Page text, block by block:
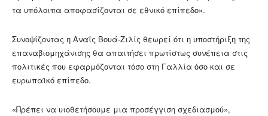
τα υπόλοιπα αποφασίζονται σε εθνικό επίπεδο».
Συνοψίζοντας η Αναΐς Βουά-Ζιλίς θεωρεί ότι η υποστήριξη της
επαναβιομηχάνισης θα απαιτήσει πρωτίστως συνέπεια στις
πολιτικές που εφαρμόζονται τόσο στη Γαλλία όσο και σε
ευρωπαϊκό επίπεδο.
«Πρέπει να υιοθετήσουμε μια προσέγγιση σχεδιασμού»,